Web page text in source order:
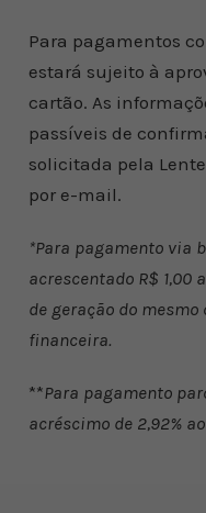
Para pagamentos
estará sujeito à
cartão. As
passíveis de
solicitada pela
por e-mail.
*Para pagamento via
acrescentado R$ 1,00
de geração do
financeira.
**Para pagamento
acréscimo de 2,92%